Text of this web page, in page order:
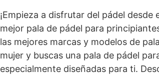
¡Empieza a disfrutar del pádel
mejor pala de pádel para
las mejores marcas y modelos de
mujer y buscas una pala de pádel
especialmente diseñadas para ti.